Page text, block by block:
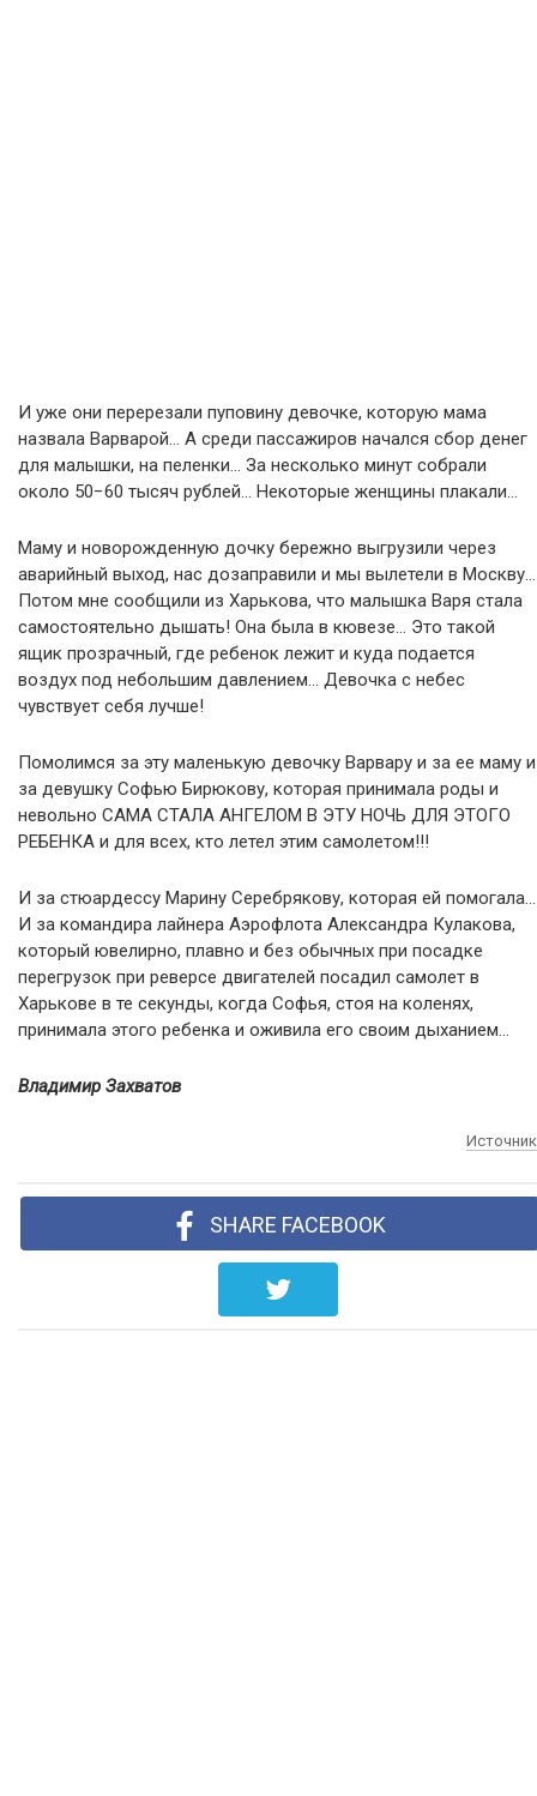
И уже они перерезали пуповину девочке, которую мама
назвала Варварой… А среди пассажиров начался сбор денег
для малышки, на пеленки… За несколько минут собрали
около 50−60 тысяч рублей… Некоторые женщины плакали…
Маму и новорожденную дочку бережно выгрузили через
аварийный выход, нас дозаправили и мы вылетели в Москву…
Потом мне сообщили из Харькова, что малышка Варя стала
самостоятельно дышать! Она была в кювезе… Это такой
ящик прозрачный, где ребенок лежит и куда подается
воздух под небольшим давлением… Девочка с небес
чувствует себя лучше!
Помолимся за эту маленькую девочку Варвару и за ее маму и
за девушку Софью Бирюкову, которая принимала роды и
невольно САМА СТАЛА АНГЕЛОМ В ЭТУ НОЧЬ ДЛЯ ЭТОГО
РЕБЕНКА и для всех, кто летел этим самолетом!!!
И за стюардессу Марину Серебрякову, которая ей помогала…
И за командира лайнера Аэрофлота Александра Кулакова,
который ювелирно, плавно и без обычных при посадке
перегрузок при реверсе двигателей посадил самолет в
Харькове в те секунды, когда Софья, стоя на коленях,
принимала этого ребенка и оживила его своим дыханием…
Владимир Захватов
Источник
SHARE FACEBOOK